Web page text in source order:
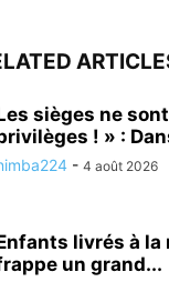
sièges ne
! » :
- 4 août 2026
livrés à la
un grand...